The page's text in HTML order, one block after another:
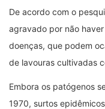
De acordo com o
agravado por não
doenças, que podem
de lavouras cultivadas
Embora os patógenos
1970, surtos